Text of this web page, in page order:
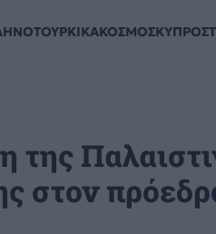
ΚΟΣΜΟΣΚΥΠΡΟΣ
στον